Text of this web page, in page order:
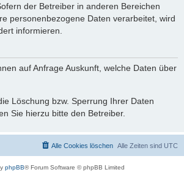
der Betreiber in anderen Bereichen
personenbezogene Daten verarbeitet, wird
informieren.
auf Anfrage Auskunft, welche Daten über
Löschung bzw. Sperrung Ihrer Daten
Sie hierzu bitte den Betreiber.
Alle Zeiten sind UTC
Alle Cookies löschen
phpBB® Forum Software © phpBB Limited